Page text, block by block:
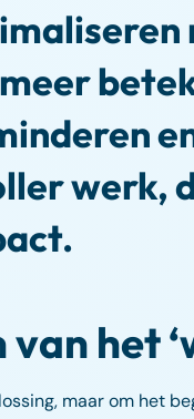
werk,
het
maar om het